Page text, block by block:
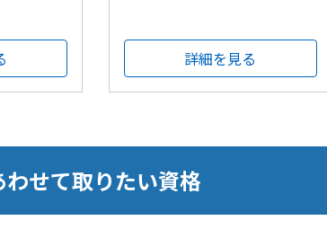
詳細を見る
せて取りたい資格